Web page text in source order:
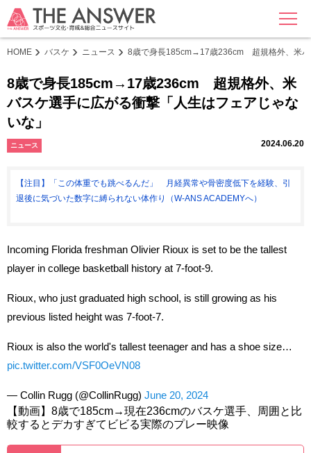
MENU
HOME バスケ ニュース 8歳で身長185cm→17歳236cm 超規格外、米バ
8歳で身長185cm→17歳236cm 超規格外、米
バスケ選手に広がる衝撃「人生はフェアじゃな
いな」
ニュース 2024.06.20
【注目】「この体重でも跳べるんだ」 月経異常や骨密度低下を経験、引
退後に気づいた数字に縛られない体作り（W-ANS ACADEMYへ）
Incoming Florida freshman Olivier Rioux is set to be the tallest
player in college basketball history at 7-foot-9.
Rioux, who just graduated high school, is still growing as his
previous listed height was 7-foot-7.
Rioux is also the world's tallest teenager and has a shoe size…
pic.twitter.com/VSF0OeVN08
— Collin Rugg (@CollinRugg) June 20, 2024
【動画】8歳で185cm→現在236cmのバスケ選手、周囲と比
較するとデカすぎてビビる実際のプレー映像